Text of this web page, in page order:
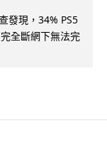
發現，34% PS5
全斷網下無法完